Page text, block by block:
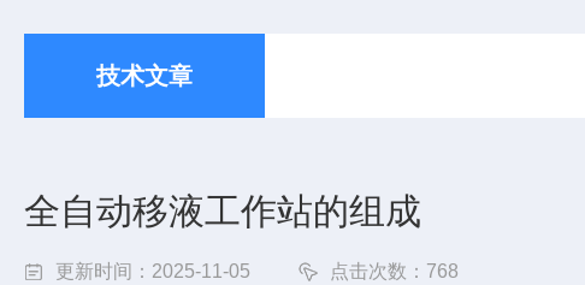
技术文章
全自动移液工作站的组成
更新时间：2025-11-05 点击次数：768